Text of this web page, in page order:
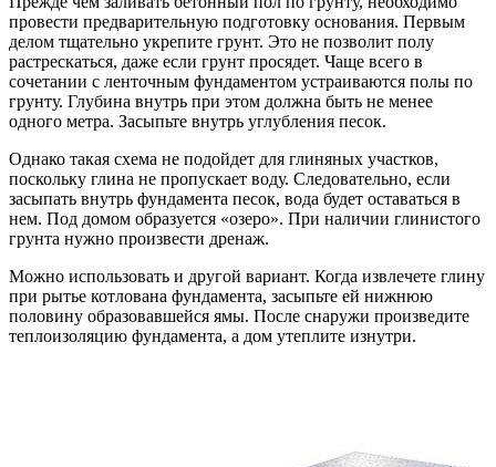
провести предварительную подготовку основания. Первым
делом тщательно укрепите грунт. Это не позволит полу
растрескаться, даже если грунт просядет. Чаще всего в
сочетании с ленточным фундаментом устраиваются полы по
грунту. Глубина внутрь при этом должна быть не менее
одного метра. Засыпьте внутрь углубления песок.
Однако такая схема не подойдет для глиняных участков,
поскольку глина не пропускает воду. Следовательно, если
засыпать внутрь фундамента песок, вода будет оставаться в
нем. Под домом образуется «озеро». При наличии глинистого
грунта нужно произвести дренаж.
Можно использовать и другой вариант. Когда извлечете глину
при рытье котлована фундамента, засыпьте ей нижнюю
половину образовавшейся ямы. После снаружи произведите
теплоизоляцию фундамента, а дом утеплите изнутри.